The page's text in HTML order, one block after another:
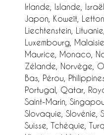
Irlande, Islande,
Japon, Koweït,
Liechtenstein, Lituanie,
Luxembourg,
Maurice, Monaco,
Zélande, Norvège,
Bas, Pérou,
Portugal, Qatar,
Saint-Marin,
Slovaquie, Slovénie,
Suisse, Tchéquie,